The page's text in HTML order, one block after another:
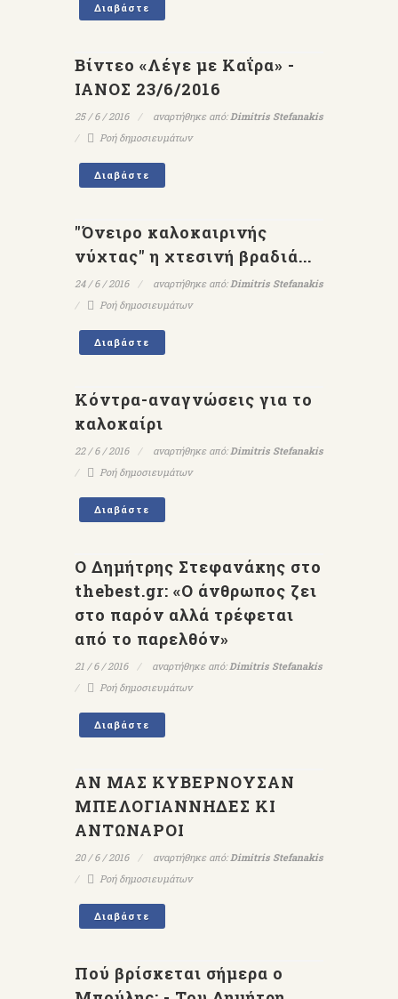
Διαβάστε
Βίντεο «Λέγε με Καΐρα» -
ΙΑΝΟΣ 23/6/2016
25 / 6 / 2016 αναρτήθηκε από:Dimitris Stefanakis
Ροή δημοσιευμάτων
Διαβάστε
"Όνειρο καλοκαιρινής
νύχτας" η χτεσινή βραδιά...
24 / 6 / 2016 αναρτήθηκε από:Dimitris Stefanakis
Ροή δημοσιευμάτων
Διαβάστε
Κόντρα-αναγνώσεις για το
καλοκαίρι
22 / 6 / 2016 αναρτήθηκε από:Dimitris Stefanakis
Ροή δημοσιευμάτων
Διαβάστε
Ο Δημήτρης Στεφανάκης στο
thebest.gr: «Ο άνθρωπος ζει
στο παρόν αλλά τρέφεται
από το παρελθόν»
21 / 6 / 2016 αναρτήθηκε από:Dimitris Stefanakis
Ροή δημοσιευμάτων
Διαβάστε
ΑΝ ΜΑΣ ΚΥΒΕΡΝΟΥΣΑΝ
ΜΠΕΛΟΓΙΑΝΝΗΔΕΣ ΚΙ
ΑΝΤΩΝΑΡΟΙ
20 / 6 / 2016 αναρτήθηκε από:Dimitris Stefanakis
Ροή δημοσιευμάτων
Διαβάστε
Πού βρίσκεται σήμερα ο